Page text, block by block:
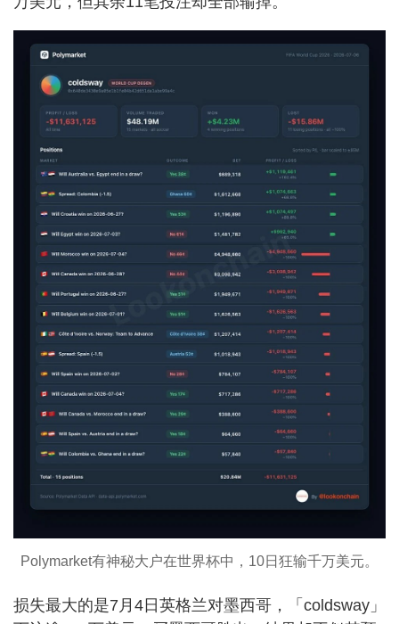
Polymarket有神秘大户在世界杯中，10日狂输千万美元。
损失最大的是7月4日英格兰对墨西哥，「coldsway」